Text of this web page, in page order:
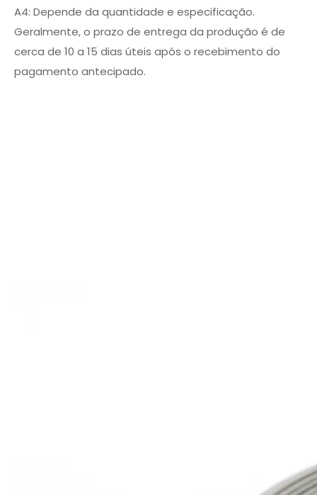
A4: Depende da quantidade e especificação.
Geralmente, o prazo de entrega da produção é de
cerca de 10 a 15 dias úteis após o recebimento do
pagamento antecipado.